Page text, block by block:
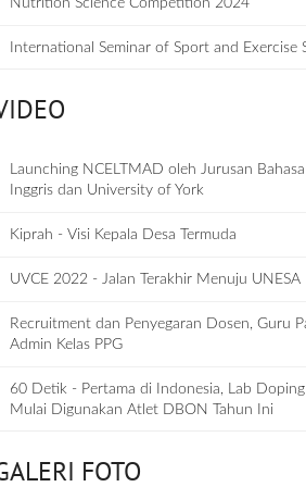
Nutrition Science Competition 2024
International Seminar of Sport and Exercise
Launching NCELTMAD oleh Jurusan
Inggris dan University of York
Kiprah - Visi Kepala Desa Termuda
UVCE 2022 - Jalan Terakhir Menuju UNESA
Recruitment dan Penyegaran Dosen, Guru
Admin Kelas PPG
60 Detik - Pertama di Indonesia, Lab
Mulai Digunakan Atlet DBON Tahun Ini
FOTO